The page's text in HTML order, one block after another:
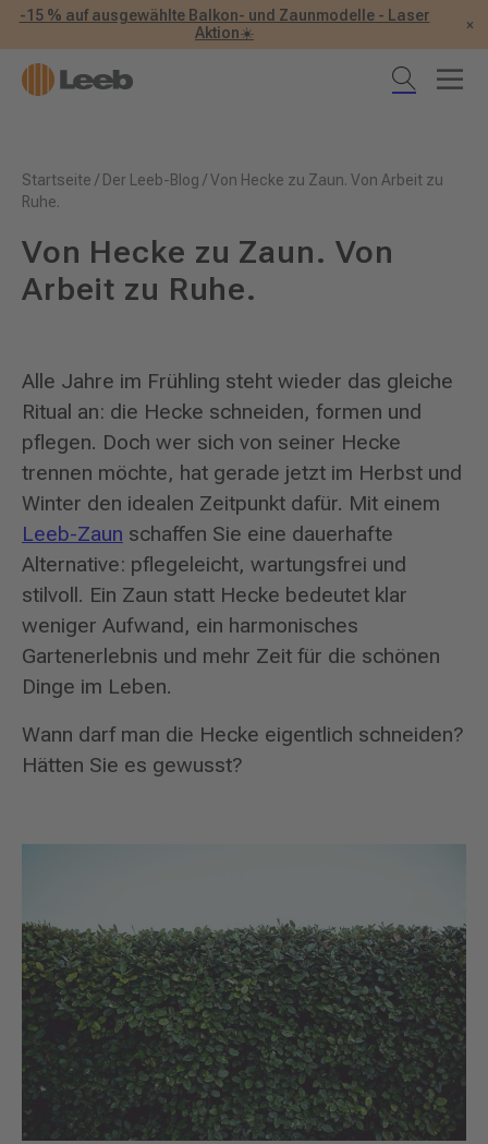
-15 % auf ausgewählte Balkon- und Zaunmodelle - Laser
Aktion☀️
×
Startseite / Der Leeb-Blog /Von Hecke zu Zaun. Von Arbeit zu
Ruhe.
Von Hecke zu Zaun. Von
Arbeit zu Ruhe.
Alle Jahre im Frühling steht wieder das gleiche
Ritual an: die Hecke schneiden, formen und
pflegen. Doch wer sich von seiner Hecke
trennen möchte, hat gerade jetzt im Herbst und
Winter den idealen Zeitpunkt dafür. Mit einem
Leeb-Zaun schaffen Sie eine dauerhafte
Alternative: pflegeleicht, wartungsfrei und
stilvoll. Ein Zaun statt Hecke bedeutet klar
weniger Aufwand, ein harmonisches
Gartenerlebnis und mehr Zeit für die schönen
Dinge im Leben.
Wann darf man die Hecke eigentlich schneiden?
Hätten Sie es gewusst?